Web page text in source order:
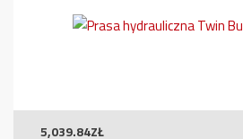
5,039.84ZŁ